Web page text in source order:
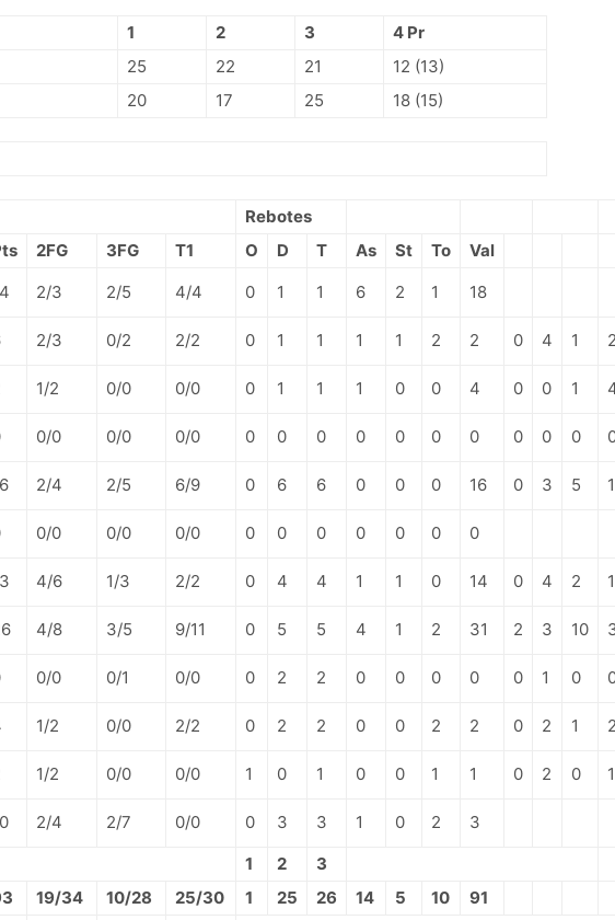
1 2 3
4 Pr
25 22 21
12 (13)
20 17 25 18 (15)
Rebotes
2FG 3FG T1 O D T As St To
Val
2/3 2/5 4/4 0 1 1 6 2 1 18
2/3 0/2 2/2 0 1 1 1 1 2 2 0 4 1 2
1/2 0/0 0/0 0 1 1 1 0 0 4 0 0 1
0/0 0/0 0/0 0 0 0 0 0 0 0 0 0 0
2/4 2/5 6/9 0 6 6 0 0 0 16 0 3 5
0/0 0/0 0/0 0 0 0 0 0 0 0
4/6 1/3 2/2 0 4 4 1 1 0 14 0 4 2
4/8 3/5 9/11 0 5 5 4 1 2 31 2 3 10
0/0 0/1 0/0 0 2 2 0 0 0 0 0 1 0
1/2 0/0 2/2 0 2 2 0 0 2 2 0 2 1 2
1/2 0/0 0/0 1 0 1 0 0 1 1 0 2 0 1
2/4 2/7 0/0 0 3 3 1 0 2
3
1
2
3
19/34 10/28 25/30 1 25 26 14 5 10
91